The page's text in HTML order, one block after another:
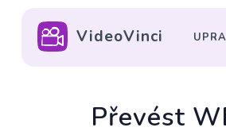
VideoVinci
Převést